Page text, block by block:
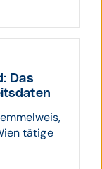
Das
tätige